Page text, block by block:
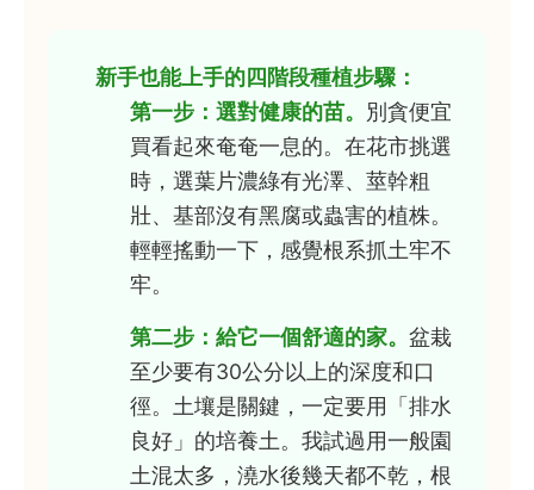
新手也能上手的四階段種植步驟：
第一步：選對健康的苗。
別貪便宜
買看起來奄奄一息的。在花市挑選
時，選葉片濃綠有光澤、莖幹粗
壯、基部沒有黑腐或蟲害的植株。
輕輕搖動一下，感覺根系抓土牢不
牢。
第二步：給它一個舒適的家。 盆栽
至少要有30公分以上的深度和口
徑。土壤是關鍵，一定要用「排水
良好」的培養土。我試過用一般園
土混太多，澆水後幾天都不乾，根